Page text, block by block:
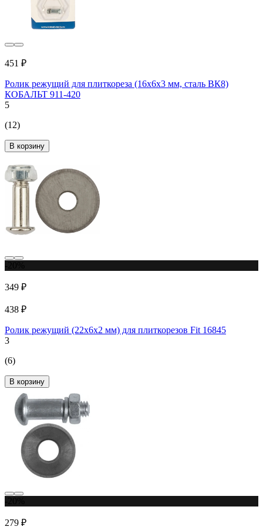
451 ₽
Ролик режущий для плиткореза (16х6х3 мм, сталь ВК8)
КОБАЛЬТ 911-420
5
(12)
В корзину
349 ₽
438 ₽
Ролик режущий (22х6х2 мм) для плиткорезов Fit 16845
3
(6)
В корзину
279 ₽